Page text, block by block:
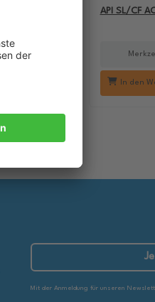
18,29 €
API SL/CF
In den
Mit der Anmeldung für unseren